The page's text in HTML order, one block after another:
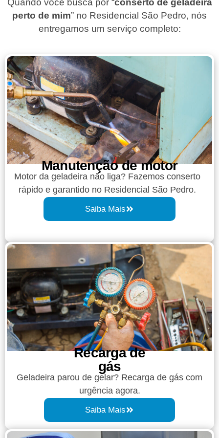
Quando você busca por “conserto de geladeira
perto de mim” no Residencial São Pedro, nós
entregamos um serviço completo:
Manutenção de motor
Motor da geladeira não liga? Fazemos conserto
rápido e garantido no Residencial São Pedro.
Saiba Mais
Recarga de
gás
Geladeira parou de gelar? Recarga de gás com
urgência agora.
Saiba Mais